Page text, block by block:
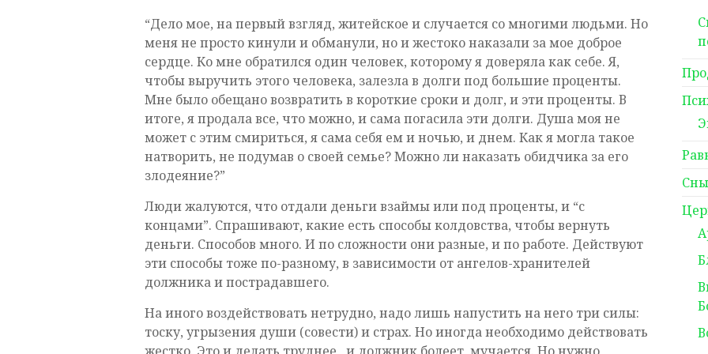
“Дело мое, на первый взгляд, житейское и случается со многими людьми. Но
меня не просто кинули и обманули, но и жестоко наказали за мое доброе
сердце. Ко мне обратился один человек, которому я доверяла как себе. Я,
чтобы выручить этого человека, залезла в долги под большие проценты.
Мне было обещано возвратить в короткие сроки и долг, и эти проценты. В
итоге, я продала все, что можно, и сама погасила эти долги. Душа моя не
может с этим смириться, я сама себя ем и ночью, и днем. Как я могла такое
натворить, не подумав о своей семье? Можно ли наказать обидчика за его
злодеяние?”
Люди жалуются, что отдали деньги взаймы или под проценты, и “с
концами”. Спрашивают, какие есть способы колдовства, чтобы вернуть
деньги. Способов много. И по сложности они разные, и по работе. Действуют
эти способы тоже по-разному, в зависимости от ангелов-хранителей
должника и пострадавшего.
На иного воздействовать нетрудно, надо лишь напустить на него три силы:
тоску, угрызения души (совести) и страх. Но иногда необходимо действовать